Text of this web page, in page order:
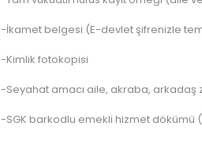
-İkamet belgesi (E-devlet şifrenizle
-Kimlik fotokopisi
-Seyahat amacı aile, akraba, arkadaş
-SGK barkodlu emekli hizmet